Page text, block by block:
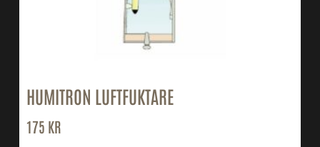
HUMITRON LUFTFUKTARE
175 KR